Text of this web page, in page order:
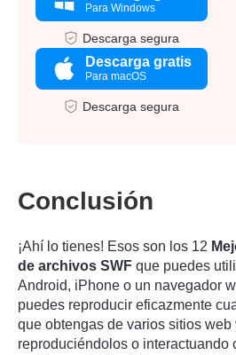
Para Windows
Descarga segura
Descarga gratis
Para macOS
Descarga segura
Conclusión
¡Ahí lo tienes! Esos son los 12
de archivos SWF que puedes
Android, iPhone o un navegador
puedes reproducir eficazmente
que obtengas de varios sitios web
reproduciéndolos o interactuando